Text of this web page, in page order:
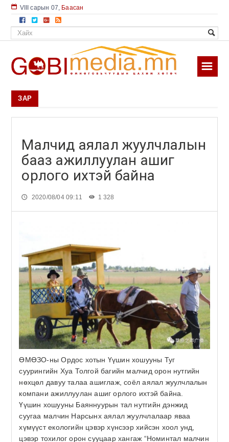
Өмнөговийн мэдээ
Уул уурхай
VIP ярилцлага
Гадаад мэдээ
Өмнөговийн бахархал
Урлаг
Спорт
Сонин хачин
📅 VIII сарын 07, Баасан
☰
ЗАР
Малчид аялал жуулчлалын
бааз ажиллуулан ашиг
орлого ихтэй байна
🕔 2020/08/04 09:11 1 328
ӨМӨЗО-ны Ордос хотын Үүшин хошууны Туг
суурингийн Хуа Толгой багийн малчид орон нутгийн
нөхцөл давуу талаа ашиглаж, соёл аялал жуулчлалын
компани ажиллуулан ашиг орлого ихтэй байна.
Үүшин хошууны Баяннуурын тал нутгийн дэнжид
суугаа малчин Нарсынх аялал жуулчлалаар яваа
хүмүүст екологийн цэвэр хүнсээр хийсэн хоол унд,
цэвэр тохилог орон сууцаар хангаж “Номинтал малчин